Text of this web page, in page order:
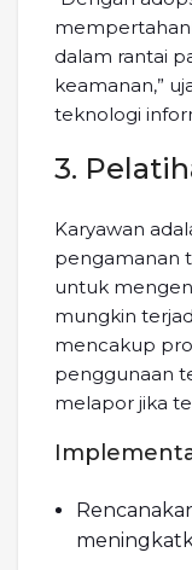
dalam rantai
keamanan,”
teknologi
3.
Karyawan
pengamanan
untuk
mungkin
mencakup
penggunaan
melapor jika